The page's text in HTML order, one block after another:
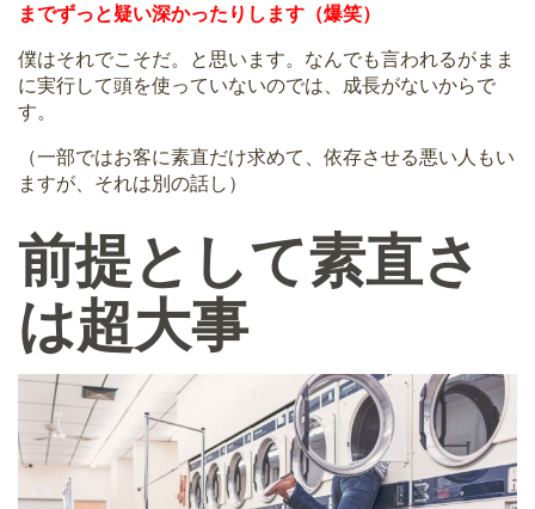
までずっと疑い深かったりします（爆笑）
僕はそれでこそだ。と思います。なんでも言われるがまま
に実行して頭を使っていないのでは、成長がないからで
す。
（一部ではお客に素直だけ求めて、依存させる悪い人もい
ますが、それは別の話し）
前提として素直さ
は超大事